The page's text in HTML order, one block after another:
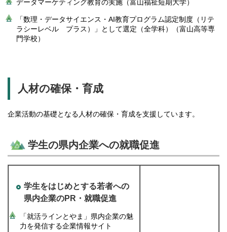
データマーケティング教育の実施（富山福祉短期大学）
「数理・データサイエンス・AI教育プログラム認定制度（リテ
ラシーレベル プラス）」として選定（全学科）（富山高等専
門学校）
人材の確保・育成
企業活動の基礎となる人材の確保・育成を支援しています。
学生の県内企業への就職促進
学生をはじめとする若者への
県内企業のPR・就職促進
「就活ラインとやま」県内企業の魅
力を発信する企業情報サイト